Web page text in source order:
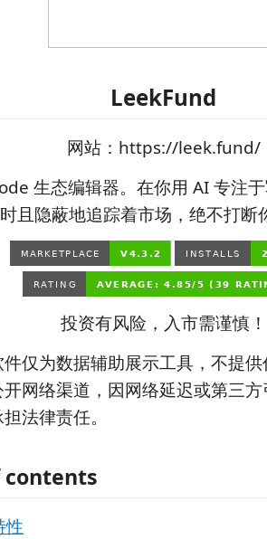
LeekFund
网站：https://leek.fund/
生态编辑器。在你用 AI 专注
且隐蔽地追踪着市场，绝不打断
投资有风险，入市需谨慎！
件仅为数据辅助展示工具，不提
网络渠道，因网络延迟或第三
法律责任。
contents
性